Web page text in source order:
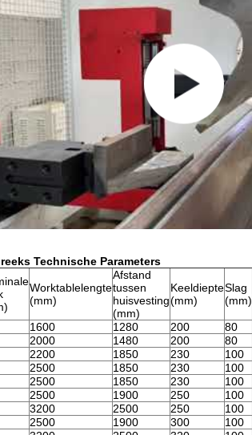
reeks Technische Parameters
Worktablelengte
(mm)
Afstand
tussen
huisvesting
(mm)
Keeldiepte
(mm)
Slag
(mm)
1600 1280 200 80
2000 1480 200 80
2200 1850 230 100
2500 1850 230 100
2500 1850 230 100
2500 1900 250 100
3200 2500 250 100
2500 1900 300 100